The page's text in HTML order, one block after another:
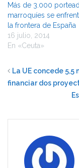
Más de 3.000
marroquíes se
la frontera de España
16 julio, 2014
En «Ceuta»
La UE concede
financiar dos